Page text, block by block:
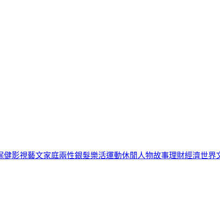
健影視藝文家庭兩性銀髮樂活運動休閒 人物故事理財經濟世界